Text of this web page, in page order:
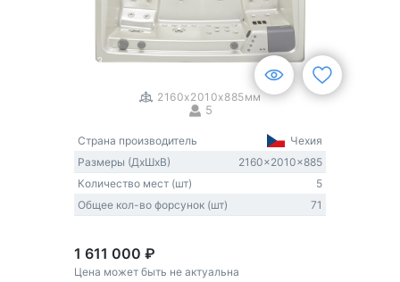
/3
2160x2010x885мм
5
Страна производитель
Чехия
Размеры (ДxШxВ)
2160x2010x885
Количество мест (шт)
5
Общее кол-во форсунок (шт)
71
1 611 000 ₽
Цена может быть не актуальна